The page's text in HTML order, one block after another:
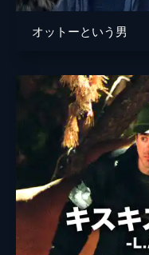
オットーという男